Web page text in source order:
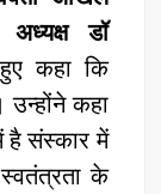
डॉ
कहा कि
उन्होंने कहा
है संस्कार में
के